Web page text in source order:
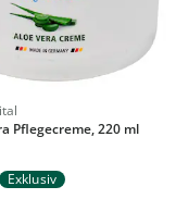
Pflegecreme, 220 ml
Exklusiv